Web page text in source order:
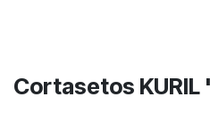
Cortasetos